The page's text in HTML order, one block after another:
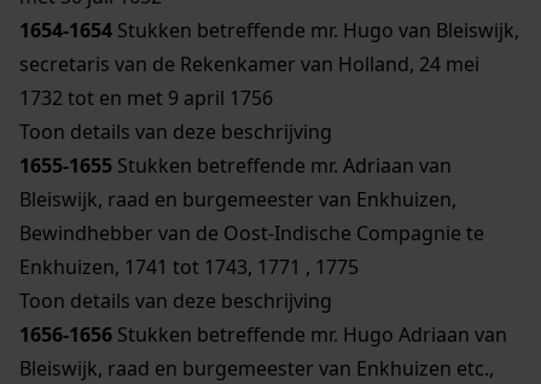
1654-1654 Stukken betreffende mr. Hugo van Bleiswijk,
secretaris van de Rekenkamer van Holland, 24 mei
1732 tot en met 9 april 1756
Toon details van deze beschrijving
1655-1655 Stukken betreffende mr. Adriaan van
Bleiswijk, raad en burgemeester van Enkhuizen,
Bewindhebber van de Oost-Indische Compagnie te
Enkhuizen, 1741 tot 1743, 1771 , 1775
Toon details van deze beschrijving
1656-1656 Stukken betreffende mr. Hugo Adriaan van
Bleiswijk, raad en burgemeester van Enkhuizen etc.,